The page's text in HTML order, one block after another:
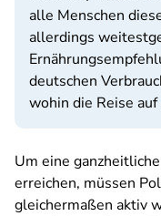
alle Menschen
allerdings
deutschen
wohin die Reise
Um eine
erreichen, müssen
gleichermaßen aktiv